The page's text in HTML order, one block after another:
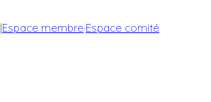
|Espace membre·Espace comité